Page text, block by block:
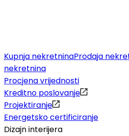
Kupnja nekretninaProdaja
nekretnina
Procjena vrijednosti
Kreditno poslovanje
Projektiranje
Energetsko certificiranje
Dizajn interijera